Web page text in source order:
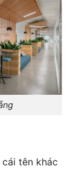
tên khác